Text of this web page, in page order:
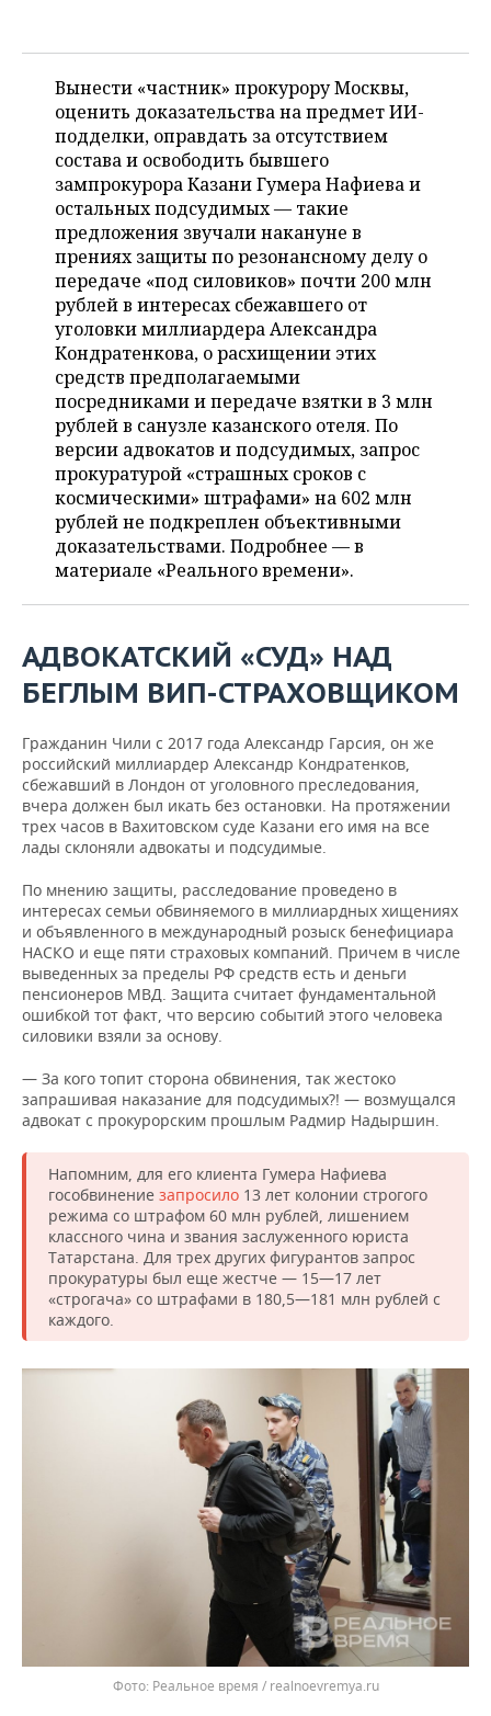
ВОЛЕЙБОЛ
КИБЕРСПОРТ
ФИГУРНОЕ КАТАНИЕ
ВОДНЫЕ ВИДЫ СПОРТА
ХОККЕЙ С МЯЧОМ
ИСТОРИЯ
КУЛЬТУРА
МЕДИЦИНА
ОБРАЗОВАНИЕ
ПРОИСШЕСТВИЯ
СПИСОК ПЕРСОН
СПИСОК КОМПАНИЙ
ПОЛНАЯ ВЕРСИЯ
Вынести «частник» прокурору Москвы,
оценить доказательства на предмет ИИ-
подделки, оправдать за отсутствием
состава и освободить бывшего
зампрокурора Казани Гумера Нафиева и
остальных подсудимых — такие
предложения звучали накануне в
прениях защиты по резонансному делу о
передаче «под силовиков» почти 200 млн
рублей в интересах сбежавшего от
уголовки миллиардера Александра
Кондратенкова, о расхищении этих
средств предполагаемыми
посредниками и передаче взятки в 3 млн
рублей в санузле казанского отеля. По
версии адвокатов и подсудимых, запрос
прокуратурой «страшных сроков с
космическими» штрафами» на 602 млн
рублей не подкреплен объективными
доказательствами. Подробнее — в
материале «Реального времени».
АДВОКАТСКИЙ «СУД» НАД
БЕГЛЫМ ВИП-СТРАХОВЩИКОМ
Гражданин Чили с 2017 года Александр Гарсия, он же
российский миллиардер Александр Кондратенков,
сбежавший в Лондон от уголовного преследования,
вчера должен был икать без остановки. На протяжении
трех часов в Вахитовском суде Казани его имя на все
лады склоняли адвокаты и подсудимые.
По мнению защиты, расследование проведено в
интересах семьи обвиняемого в миллиардных хищениях
и объявленного в международный розыск бенефициара
НАСКО и еще пяти страховых компаний. Причем в числе
выведенных за пределы РФ средств есть и деньги
пенсионеров МВД. Защита считает фундаментальной
ошибкой тот факт, что версию событий этого человека
силовики взяли за основу.
— За кого топит сторона обвинения, так жестоко
запрашивая наказание для подсудимых?! — возмущался
адвокат с прокурорским прошлым Радмир Надыршин.
Напомним, для его клиента Гумера Нафиева
гособвинение запросило 13 лет колонии строгого
режима со штрафом 60 млн рублей, лишением
классного чина и звания заслуженного юриста
Татарстана. Для трех других фигурантов запрос
прокуратуры был еще жестче — 15—17 лет
«строгача» со штрафами в 180,5—181 млн рублей с
каждого.
Реальное время / realnoevremya.ru